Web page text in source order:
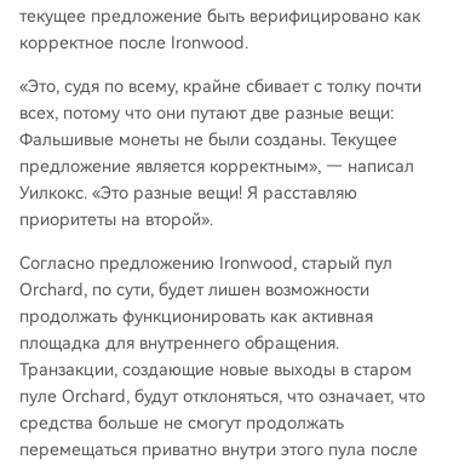
текущее предложение быть верифицировано как
корректное после Ironwood.
«Это, судя по всему, крайне сбивает с толку почти
всех, потому что они путают две разные вещи:
Фальшивые монеты не были созданы. Текущее
предложение является корректным», — написал
Уилкокс. «Это разные вещи! Я расставляю
приоритеты на второй».
Согласно предложению Ironwood, старый пул
Orchard, по сути, будет лишен возможности
продолжать функционировать как активная
площадка для внутреннего обращения.
Транзакции, создающие новые выходы в старом
пуле Orchard, будут отклоняться, что означает, что
средства больше не смогут продолжать
перемещаться приватно внутри этого пула после